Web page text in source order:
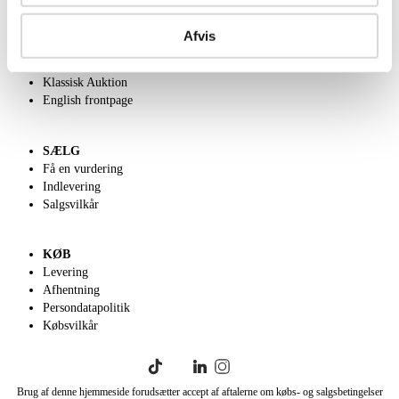
Afvis
OM OS
Klassisk Auktion
English frontpage
SÆLG
Få en vurdering
Indlevering
Salgsvilkår
KØB
Levering
Afhentning
Persondatapolitik
Købsvilkår
Brug af denne hjemmeside forudsætter accept af aftalerne om købs- og salgsbetingelser